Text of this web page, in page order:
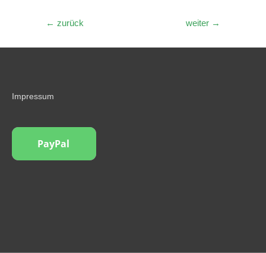
Beitragsnavigation
← zurück weiter →
Impressum